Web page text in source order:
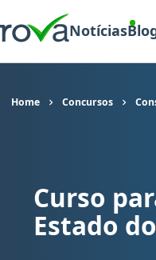
Notícias
Home Concursos
Curso para concurso
Curso
Estado